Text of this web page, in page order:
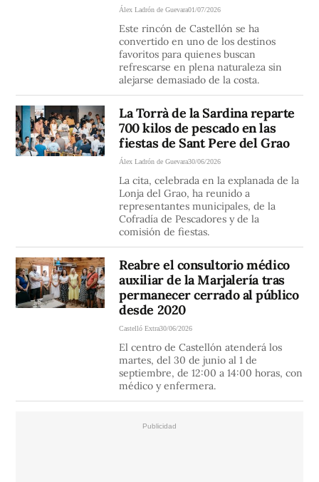
Álex Ladrón de Guevara01/07/2026
Este rincón de Castellón se ha
convertido en uno de los destinos
favoritos para quienes buscan
refrescarse en plena naturaleza sin
alejarse demasiado de la costa.
La Torrà de la Sardina reparte
700 kilos de pescado en las
fiestas de Sant Pere del Grao
Álex Ladrón de Guevara30/06/2026
La cita, celebrada en la explanada de la
Lonja del Grao, ha reunido a
representantes municipales, de la
Cofradía de Pescadores y de la
comisión de fiestas.
Reabre el consultorio médico
auxiliar de la Marjalería tras
permanecer cerrado al público
desde 2020
Castelló Extra30/06/2026
El centro de Castellón atenderá los
martes, del 30 de junio al 1 de
septiembre, de 12:00 a 14:00 horas, con
médico y enfermera.